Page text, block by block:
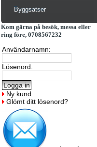
Byggsatser
Kom gärna på besök, messa eller
ring före, 0708567232
Användarnamn:
Lösenord:
Ny kund
Glömt ditt lösenord?